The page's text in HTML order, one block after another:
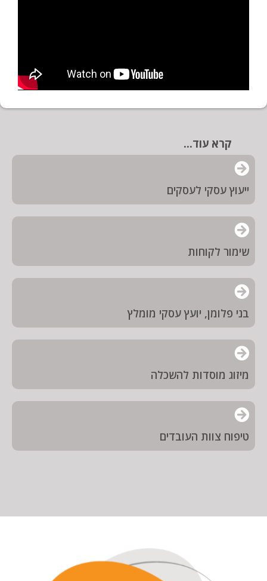
קרא עוד...
ייעוץ עסקי לעסקים
שימור לקוחות
בני פלומן, יועץ עסקי מומלץ
מיזוג מוסדות להשכלה
טיפוח צוות העובדים